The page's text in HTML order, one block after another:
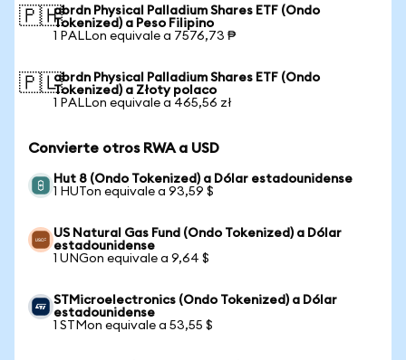
🇵🇭abrdn Physical Palladium Shares ETF (Ondo
Tokenized) a Peso Filipino
1 PALLon equivale a 7576,73 ₱
🇵🇱abrdn Physical Palladium Shares ETF (Ondo
Tokenized) a Złoty polaco
1 PALLon equivale a 465,56 zł
Convierte otros RWA a USD
Hut 8 (Ondo Tokenized) a Dólar estadounidense
1 HUTon equivale a 93,59 $
US Natural Gas Fund (Ondo Tokenized) a Dólar
estadounidense
1 UNGon equivale a 9,64 $
STMicroelectronics (Ondo Tokenized) a Dólar
estadounidense
1 STMon equivale a 53,55 $